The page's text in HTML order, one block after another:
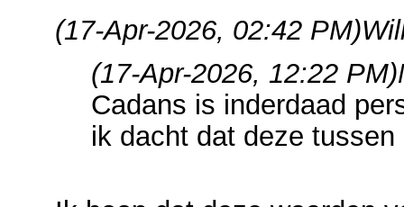
(17-Apr-2026, 02:42 PM)
(17-Apr-2026, 12:22 PM)
Cadans is inderdaad
ik dacht dat deze